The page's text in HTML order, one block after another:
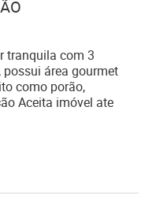
tranquila com 3
área gourmet
como porão,
Aceita imóvel ate